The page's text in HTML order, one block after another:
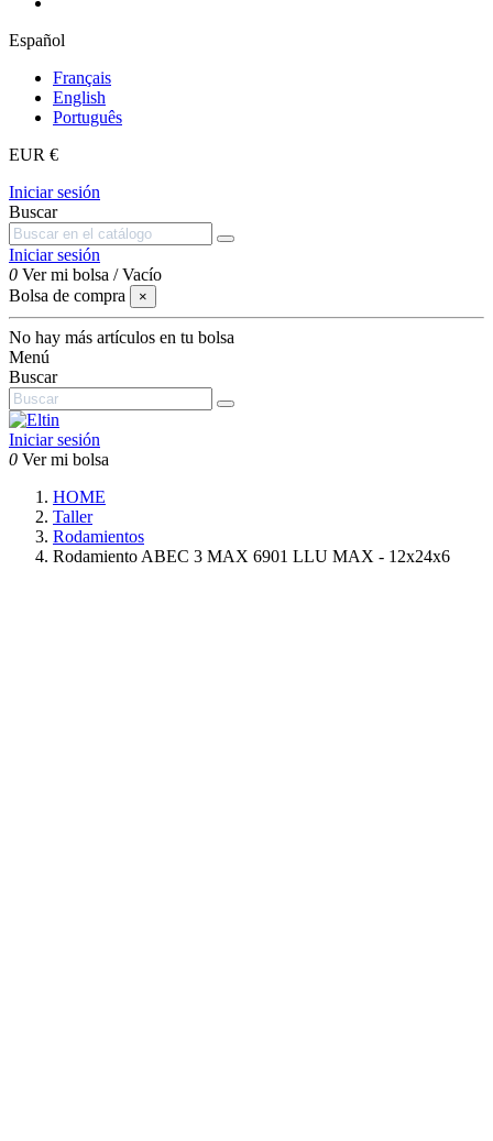
Español
Français
English
Português
EUR €
Iniciar sesión
Buscar
Iniciar sesión
0 Ver mi bolsa /Vacío
Bolsa de compra
×
No hay más artículos en tu bolsa
Menú
Buscar
Iniciar sesión
0 Ver mi bolsa
HOME
Taller
Rodamientos
Rodamiento ABEC 3 MAX 6901 LLU MAX - 12x24x6